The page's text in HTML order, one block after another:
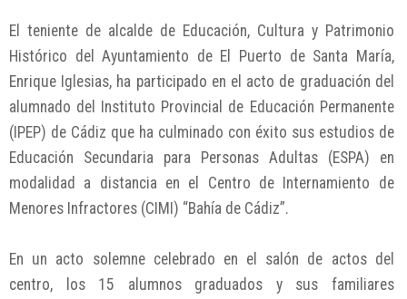
El teniente de alcalde de Educación, Cultura y Patrimonio
Histórico del Ayuntamiento de El Puerto de Santa María,
Enrique Iglesias, ha participado en el acto de graduación del
alumnado del Instituto Provincial de Educación Permanente
(IPEP) de Cádiz que ha culminado con éxito sus estudios de
Educación Secundaria para Personas Adultas (ESPA) en
modalidad a distancia en el Centro de Internamiento de
Menores Infractores (CIMI) “Bahía de Cádiz”.
En un acto solemne celebrado en el salón de actos del
centro, los 15 alumnos graduados y sus familiares